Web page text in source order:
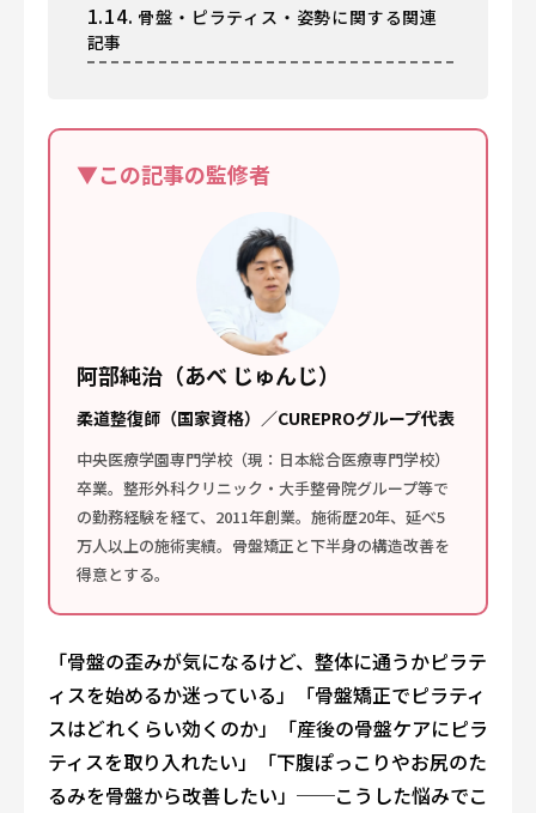
1.14. 骨盤・ピラティス・姿勢に関する関連
記事
▼この記事の監修者
阿部純治（あべ じゅんじ）
柔道整復師（国家資格）／CUREPROグループ代表
中央医療学園専門学校（現：日本総合医療専門学校）
卒業。整形外科クリニック・大手整骨院グループ等で
の勤務経験を経て、2011年創業。施術歴20年、延べ5
万人以上の施術実績。骨盤矯正と下半身の構造改善を
得意とする。
「骨盤の歪みが気になるけど、整体に通うかピラテ
ィスを始めるか迷っている」「骨盤矯正でピラティ
スはどれくらい効くのか」「産後の骨盤ケアにピラ
ティスを取り入れたい」「下腹ぽっこりやお尻のた
るみを骨盤から改善したい」──こうした悩みでこ